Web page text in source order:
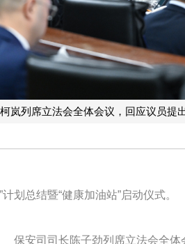
岚列席立法会全体会议，回应议员提
划总结暨“健康加油站”启动仪式。
保安司司长陈子劲列席立法会全体